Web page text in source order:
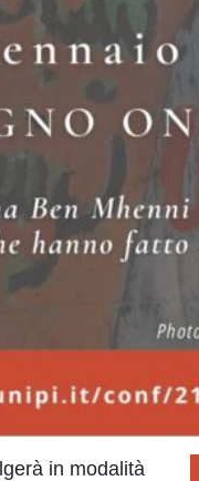
in modalità